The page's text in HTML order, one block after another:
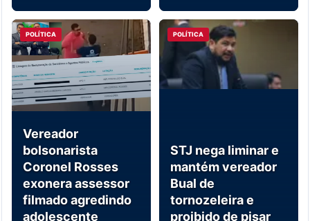
POLÍTICA
Vereador
bolsonarista
Coronel Rosses
exonera assessor
filmado agredindo
adolescente
POLÍTICA
STJ nega liminar e
mantém vereador
Bual de
tornozeleira e
proibido de pisar